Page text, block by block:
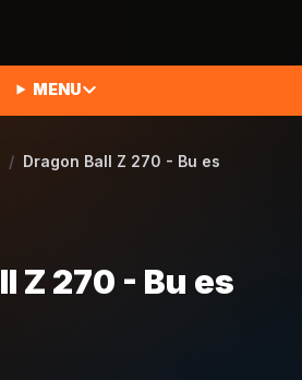
MENU
/ Dragon Ball Z 270 - Bu es
Z 270 - Bu es